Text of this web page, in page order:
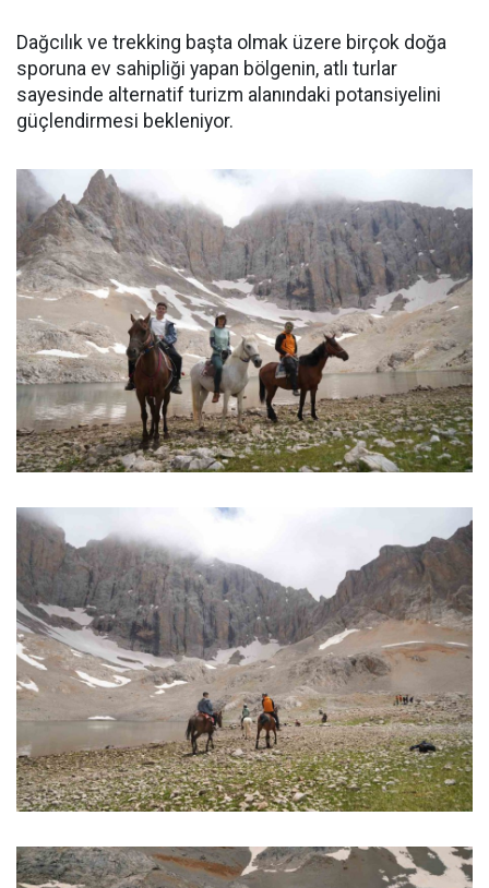
Dağcılık ve trekking başta olmak üzere birçok doğa
sporuna ev sahipliği yapan bölgenin, atlı turlar
sayesinde alternatif turizm alanındaki potansiyelini
güçlendirmesi bekleniyor.